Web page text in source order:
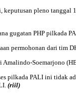
keputusan pleno
gugatan PHP pilkada
permohonan dari tim
Soemarjono
pilkada PALI ini tidak
(riil)